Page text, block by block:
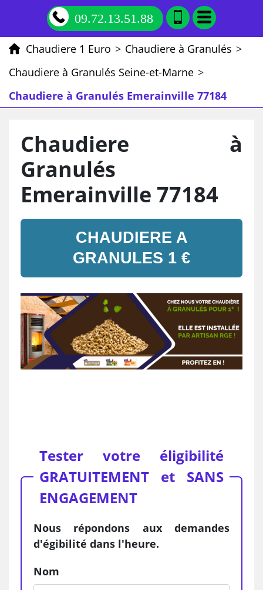
09.72.13.51.88
Chaudiere 1 Euro > Chaudiere à Granulés >
Chaudiere à Granulés Seine-et-Marne >
Chaudiere à Granulés Emerainville 77184
Chaudiere à
Granulés
Emerainville 77184
CHAUDIERE A
GRANULES 1 €
Tester votre éligibilité
GRATUITEMENT et SANS
ENGAGEMENT
Nous répondons aux demandes
d'égibilité dans l'heure.
Nom